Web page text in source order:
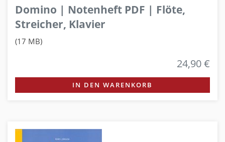
Domino | Notenheft PDF | Flöte,
Streicher, Klavier
(17 MB)
24,90 €
IN DEN WARENKORB